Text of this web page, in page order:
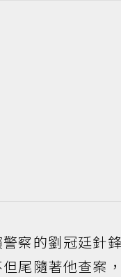
察的劉冠廷針
尾隨著他查案